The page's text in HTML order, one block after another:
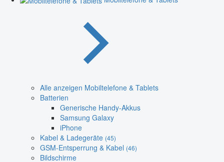
Alle anzeigen Mobiltelefone & Tablets
Batterien
Generische Handy-Akkus
Samsung Galaxy
iPhone
Kabel & Ladegeräte (45)
GSM-Entsperrung & Kabel (46)
Bildschirme